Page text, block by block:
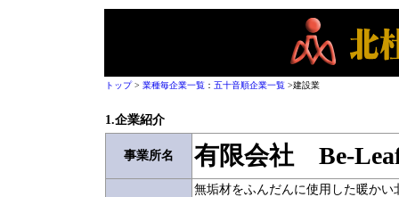
トップ> 業種毎企業一覧 ： 五十音順企業一覧 >建設業
1.企業紹介
事業所名 有限会社 Be-
無垢材をふんだんに使用した暖かい